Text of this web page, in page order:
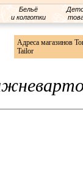
Бельё
и колготки
Адреса магазинов
Tailor